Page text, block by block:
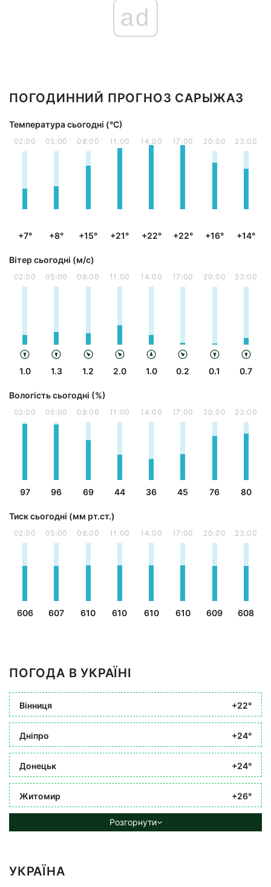
ad
ПОГОДИННИЙ ПРОГНОЗ САРЫЖАЗ
Температура сьогодні (°С)
02:00
+7°
05:00
+8°
08:00
+15°
11:00
+21°
14:00
+22°
17:00
+22°
20:00
+16°
23:00
+14°
Вітер сьогодні (м/с)
02:00
1.0
05:00
1.3
08:00
1.2
11:00
2.0
14:00
1.0
17:00
0.2
20:00
0.1
23:00
0.7
Вологість сьогодні (%)
02:00
97
05:00
96
08:00
69
11:00
44
14:00
36
17:00
45
20:00
76
23:00
80
Тиск сьогодні (мм рт.ст.)
02:00
606
05:00
607
08:00
610
11:00
610
14:00
610
17:00
610
20:00
609
23:00
608
ПОГОДА В УКРАЇНІ
Вінниця +22°
Дніпро +24°
Донецьк +24°
Житомир +26°
Розгорнути
УКРАЇНА